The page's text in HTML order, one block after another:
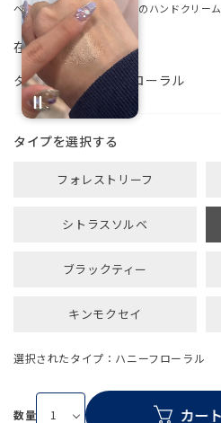
ベタつかない軽やかな感触のハンドクリーム
タイプ ハニーフローラル
在庫 ○
タイプ
フォレストリーフ
シトラスソルベ
ブラックティー
キンモクセイ
選択されたタイプ：ハニーフローラル
数量